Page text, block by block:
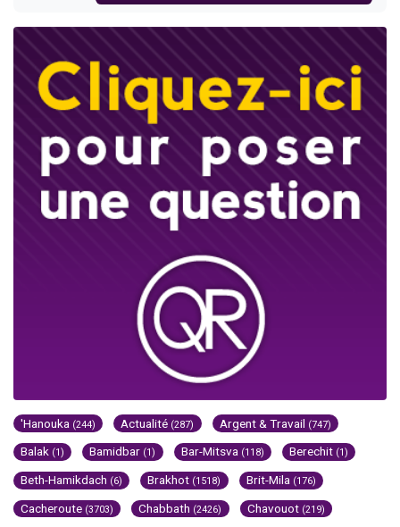
'Hanouka (244) Actualité (287) Argent & Travail (747)
Balak (1) Bamidbar (1) Bar-Mitsva (118) Berechit (1)
Beth-Hamikdach (6) Brakhot (1518) Brit-Mila (176)
Cacheroute (3703) Chabbath (2426) Chavouot (219)